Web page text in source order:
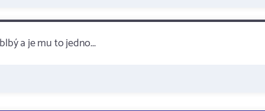
a je mu to jedno...